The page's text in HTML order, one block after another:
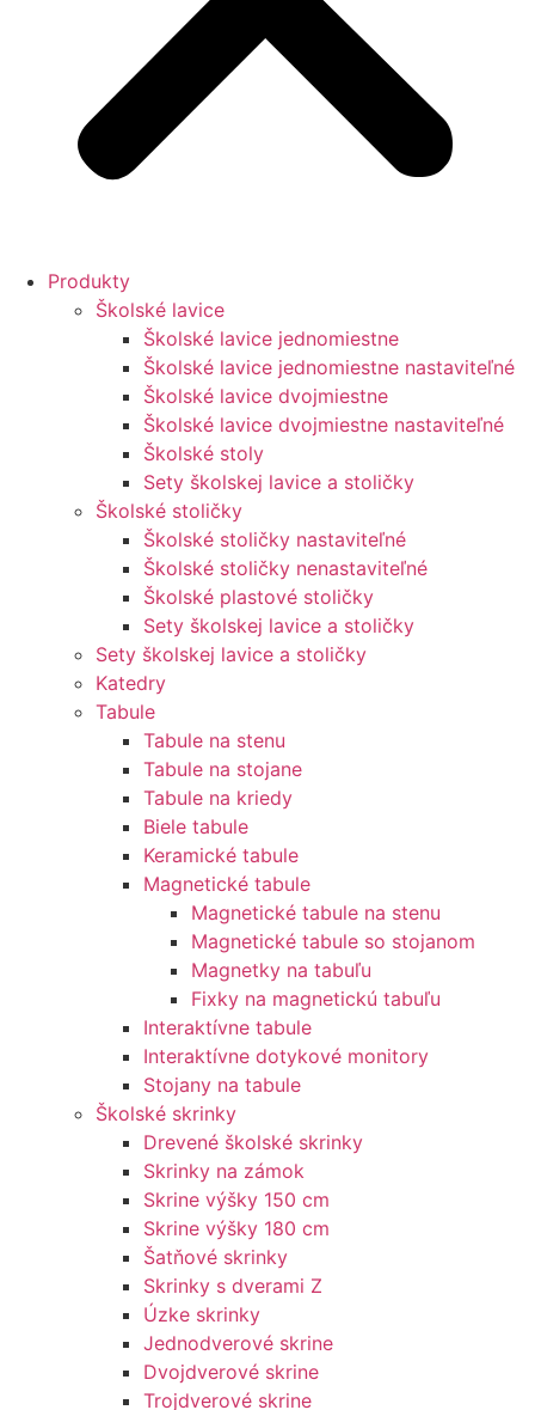
Produkty
Školské lavice
Školské lavice jednomiestne
Školské lavice jednomiestne nastaviteľné
Školské lavice dvojmiestne
Školské lavice dvojmiestne nastaviteľné
Školské stoly
Sety školskej lavice a stoličky
Školské stoličky
Školské stoličky nastaviteľné
Školské stoličky nenastaviteľné
Školské plastové stoličky
Sety školskej lavice a stoličky
Sety školskej lavice a stoličky
Katedry
Tabule
Tabule na stenu
Tabule na stojane
Tabule na kriedy
Biele tabule
Keramické tabule
Magnetické tabule
Magnetické tabule na stenu
Magnetické tabule so stojanom
Magnetky na tabuľu
Fixky na magnetickú tabuľu
Interaktívne tabule
Interaktívne dotykové monitory
Stojany na tabule
Školské skrinky
Drevené školské skrinky
Skrinky na zámok
Skrine výšky 150 cm
Skrine výšky 180 cm
Šatňové skrinky
Skrinky s dverami Z
Úzke skrinky
Jednodverové skrine
Dvojdverové skrine
Trojdverové skrine